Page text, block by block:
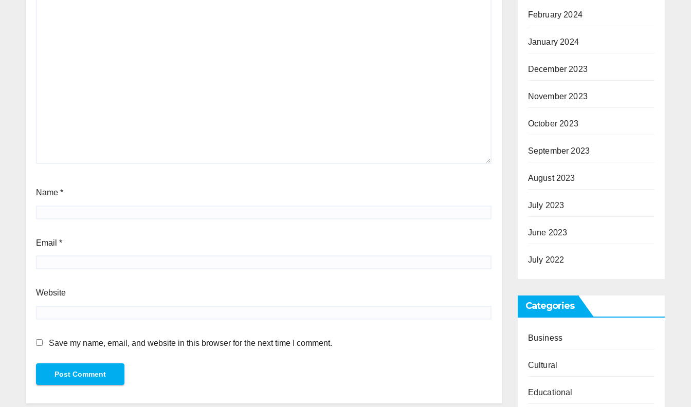
Name *
Email *
Website
Save my name, email, and website in this browser for the next time I comment.
February 2024
January 2024
December 2023
November 2023
October 2023
September 2023
August 2023
July 2023
June 2023
July 2022
Categories
Business
Cultural
Educational